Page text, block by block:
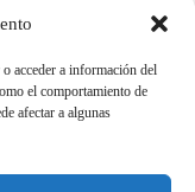
acceder a información del
el comportamiento de
afectar a algunas